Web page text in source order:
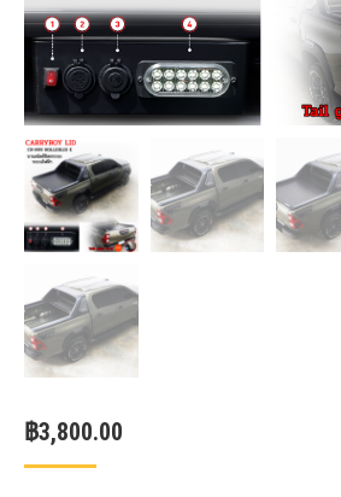
฿3,800.00